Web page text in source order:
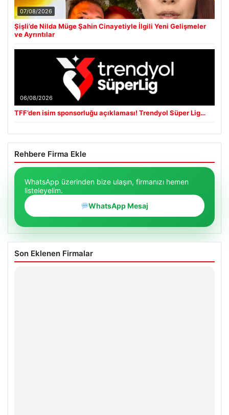
07/08/2026
Şişli’de Nilda Müge Şahin Cinayetiyle İlgili Yeni Gelişmeler
ve Ayrıntılar
06/08/2026
TFF’den isim sponsorluğu açıklaması! Trendyol Süper Lig…
Rehbere Firma Ekle
WhatsApp üzerinden bize ulaşın, firmanızı hemen
listeleyelim.
WhatsApp Mesaj
Son Eklenen Firmalar